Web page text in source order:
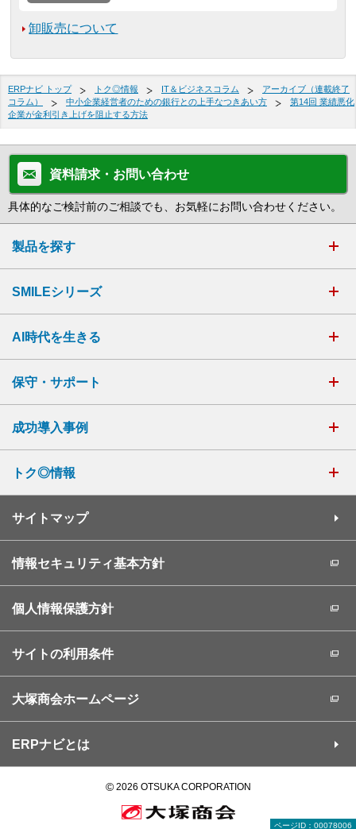
卸販売について
ページID：00078006
ERPナビ トップ トク◎情報 IT＆ビジネスコラム
アーカイブ（連載終了
コラム）
中小企業経営者のための銀行との上手なつきあい方
第14回 業績悪化
企業が金利引き上げを阻止する方法
資料請求・お問い合わせ
具体的なご検討前のご相談でも、お気軽にお問い合わせください。
製品を探す
SMILEシリーズ
AI時代を生きる
保守・サポート
成功導入事例
トク◎情報
サイトマップ
情報セキュリティ基本方針
個人情報保護方針
サイトの利用条件
大塚商会ホームページ
ERPナビとは
©2026 OTSUKA CORPORATION